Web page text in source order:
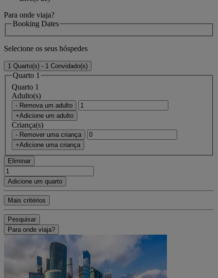
Para onde viaja?
Booking Dates
Selecione os seus hóspedes
1 Quarto(s) - 1 Convidado(s)
Quarto 1
Quarto 1
Adulto(s)
- Remova um adulto
+Adicione um adulto
Criança(s)
- Remover uma criança
+Adicione uma criança
Eliminar
Adicione um quarto
Mais critérios
Pesquisar
Para onde viaja?